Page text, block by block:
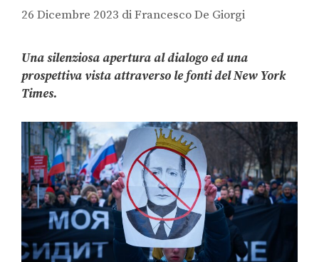
26 Dicembre 2023 diFrancesco De Giorgi
Una silenziosa apertura al dialogo ed una
prospettiva vista attraverso le fonti del New York
Times.